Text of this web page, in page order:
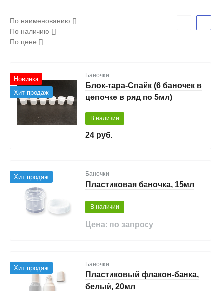
По наименованию
По наличию
По цене
Новинка
Хит продаж
Баночки
Блок-тара-Спайк (6 баночек в
цепочке в ряд по 5мл)
24 руб.
В наличии
Хит продаж Баночки
Пластиковая баночка, 15мл
Цена: по запросу
В наличии
Хит продаж Баночки
Пластиковый флакон-банка,
белый, 20мл